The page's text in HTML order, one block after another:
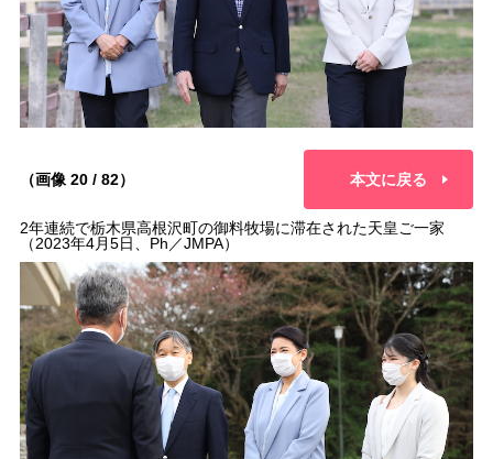
（画像 20 / 82） 本文に戻る
2年連続で栃木県高根沢町の御料牧場に滞在された天皇ご一家
（2023年4月5日、Ph／JMPA）